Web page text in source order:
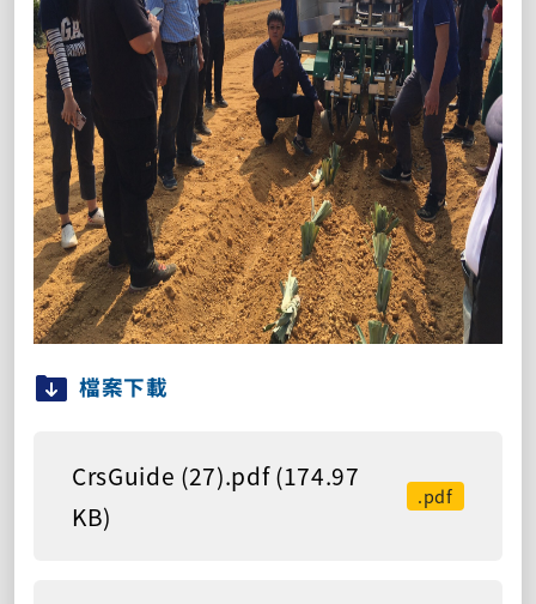
檔案下載
CrsGuide (27).pdf (174.97
KB)
.pdf